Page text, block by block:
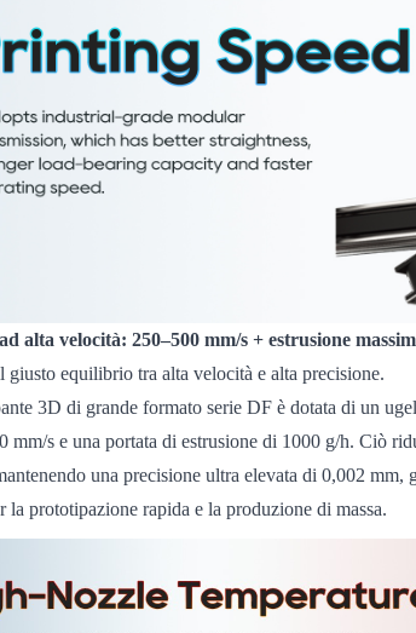
alta velocità: 250–500 mm/s + estrusione
giusto equilibrio tra alta velocità e alta precisione.
3D di grande formato serie DF è dotata di un
mm/s e una portata di estrusione di 1000 g/h. Ciò
una precisione ultra elevata di 0,002
la prototipazione rapida e la produzione di massa.